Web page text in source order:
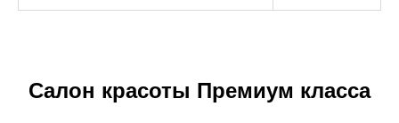
Салон красоты Премиум класса